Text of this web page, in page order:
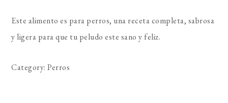
Este alimento es para perros, una receta completa, sabrosa
y ligera para que tu peludo este sano y feliz.
Category:Perros